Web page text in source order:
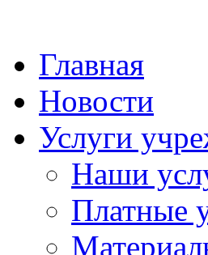
Главная
Новости
Услуги
Наши
Платные